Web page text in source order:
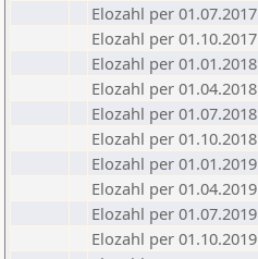
Elozahl per 01.07.2017
Elozahl per 01.10.2017
Elozahl per 01.01.2018
Elozahl per 01.04.2018
Elozahl per 01.07.2018
Elozahl per 01.10.2018
Elozahl per 01.01.2019
Elozahl per 01.04.2019
Elozahl per 01.07.2019
Elozahl per 01.10.2019